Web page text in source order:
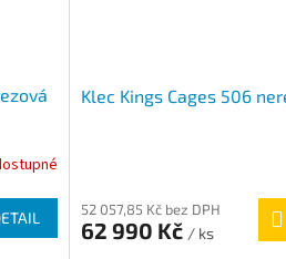
Klec Kings Cages 506
52 057,85 Kč bez DPH
62 990 Kč / ks